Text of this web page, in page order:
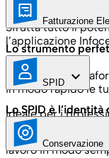
dematerializzato
Sfrutta tutto il
l’applicazione
Fatturazione
Lo strumento
elettroniche
Accedi alla
in modo rapido le
Ideale per i
SPID keyboard_arrow_down
Lo SPID è
della Pubblica
Gestisci gli
lavoro in modo
Conservazione